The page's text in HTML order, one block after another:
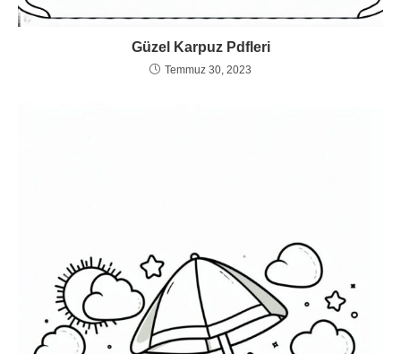
Güzel Karpuz Pdfleri
Temmuz 30, 2023